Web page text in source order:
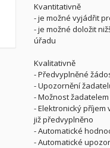
Kvantitativně
- je možné vyjádřit
- je možné doložit
úřadu
Kvalitativně
-Předvyplněné
-Upozornění
-Možnost
-Elektronický příjem
již předvyplněno
-Automatické
-Automatické